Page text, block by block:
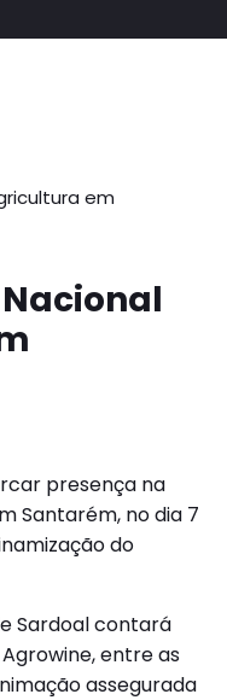
presença na
Santarém, no dia 7
do
Sardoal contará
entre as
assegurada